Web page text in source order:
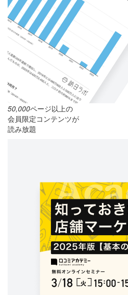
50,000ページ以上の
会員限定コンテンツが
読み放題